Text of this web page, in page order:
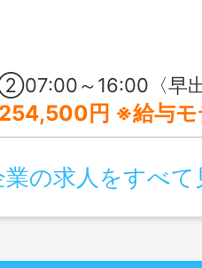
向上に寄り添ってく
気を見学してみませ
～19:00〈遅出〉 ④16:30～09:30〈夜勤〉※月4回
円 ※給与モ
業の求人をすべて